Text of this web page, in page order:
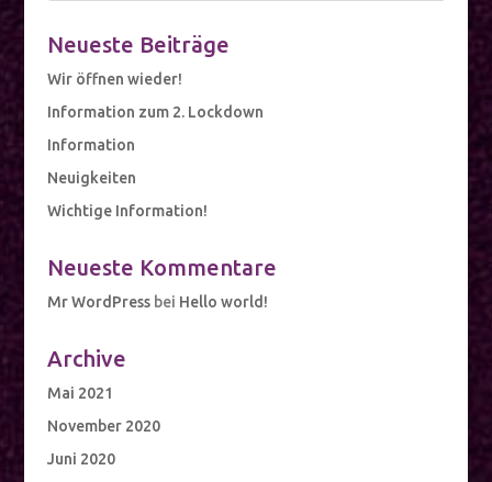
Neueste Beiträge
Wir öffnen wieder!
Information zum 2. Lockdown
Information
Neuigkeiten
Wichtige Information!
Neueste Kommentare
Mr WordPressbei Hello world!
Archive
Mai 2021
November 2020
Juni 2020